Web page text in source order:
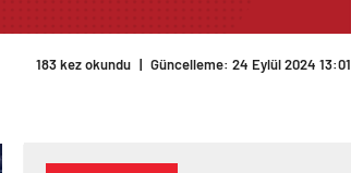
183 kez okundu | Güncelleme: 24 Eylül 2024 13:01